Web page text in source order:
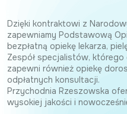
Dzięki kontraktowi z
zapewniamy Podstawową
bezpłatną opiekę lekarza,
Zespół specjalistów,
zapewni również opiekę
odpłatnych konsultacji.
Przychodnia Rzeszowska
wysokiej jakości i